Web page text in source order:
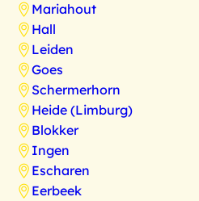
Mariahout
Hall
Leiden
Goes
Schermerhorn
Heide (Limburg)
Blokker
Ingen
Escharen
Eerbeek